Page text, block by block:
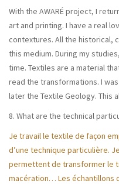
With the AWARÉ project, I
art and printing. I have a real
contextures. All the historical,
this medium. During my
time. Textiles are a material
read the transformations. I
later the Textile Geology. This
8. What are the technical
Je travail le textile de façon
d’une technique particulière.
permettent de transformer le
macération… Les échantillons